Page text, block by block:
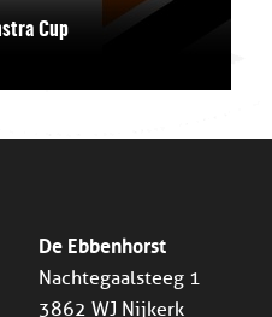
Cup
De Ebbenhorst
Nachtegaalsteeg 1
3862 WJ Nijkerk